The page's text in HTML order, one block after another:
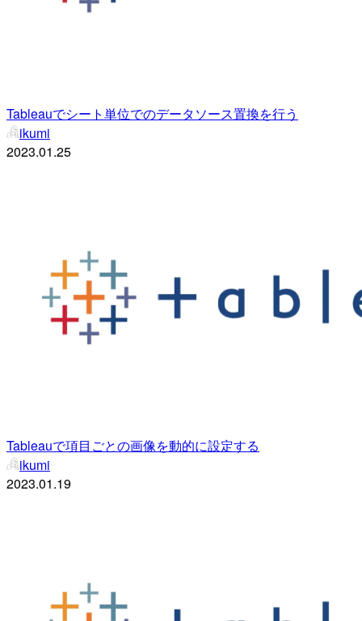
Tableauでシート単位でのデータソース置換を行う
ikumi
2023.01.25
Tableauで項目ごとの画像を動的に設定する
ikumi
2023.01.19